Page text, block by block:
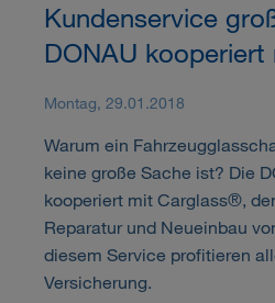
Kundenservice
DONAU
Montag, 29.01.2018
Warum ein
keine große Sache ist? Die
kooperiert mit Carglass®,
Reparatur und Neueinbau
diesem Service profitieren
Versicherung.